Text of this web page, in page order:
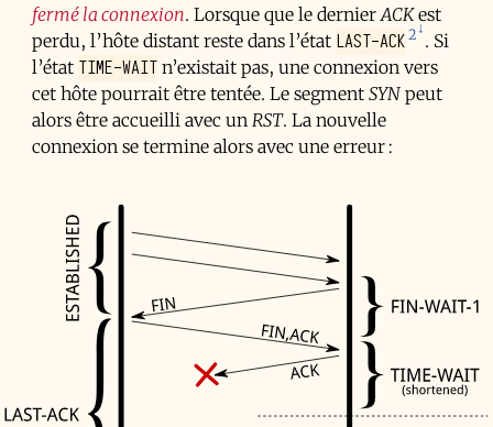
fermé la connexion. Lorsque que le dernier ACKest
perdu, l’hôte distant reste dans l’état LAST-ACK2 . Si
l’état TIME-WAITn’existait pas, une connexion vers
cet hôte pourrait être tentée. Le segment SYNpeut
alors être accueilli avec un RST. La nouvelle
connexion se termine alors avec une erreur :